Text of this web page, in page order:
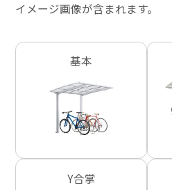
イメージ画像が含まれます。
基本
Y合掌